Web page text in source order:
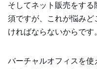
そしてネット販売をする
須ですが、これが悩み
ければならないからです
バーチャルオフィスを